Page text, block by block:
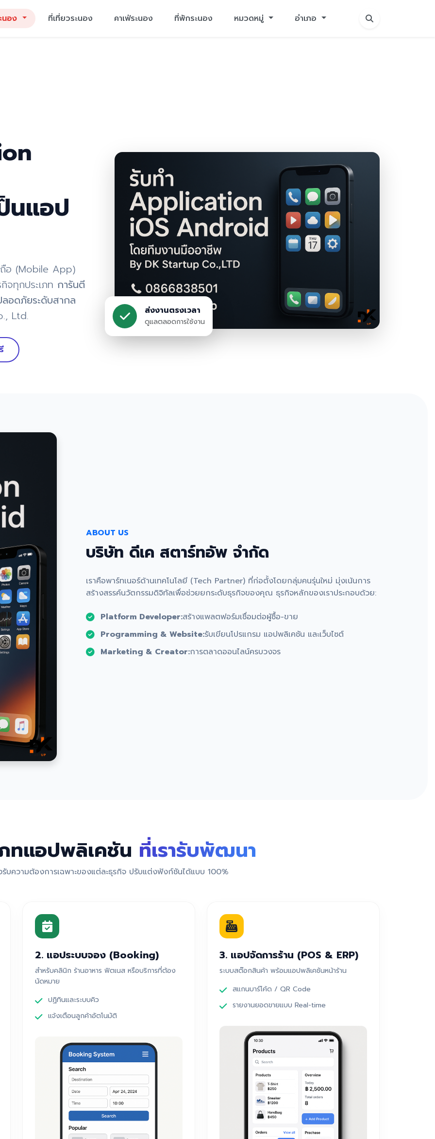
นอง ที่เที่ยวระนอง คาเฟ่ระนอง ที่พักระนอง หมวดหมู่ อำเภอ
นแอป
อ (Mobile App)
ทุกประเภท การันตี
อดภัยระดับสากล
Ltd.
ส่งงานตรงเวลา
ดูแลตลอดการใช้งาน
ABOUT US
บริษัท ดีเค สตาร์ทอัพ จำกัด
เราคือพาร์ทเนอร์ด้านเทคโนโลยี (Tech Partner) ที่ก่อตั้งโดยกลุ่มคนรุ่นใหม่ มุ่งเน้นการ
สร้างสรรค์นวัตกรรมดิจิทัลเพื่อช่วยยกระดับธุรกิจของคุณ ธุรกิจหลักของเราประกอบด้วย:
Platform Developer:สร้างแพลตฟอร์มเชื่อมต่อผู้ซื้อ-ขาย
Programming & Website:รับเขียนโปรแกรม แอปพลิเคชัน และเว็บไซต์
Marketing & Creator:การตลาดออนไลน์ครบวงจร
ทแอปพลิเคชัน ที่เรารับพัฒนา
รับความต้องการเฉพาะของแต่ละธุรกิจ ปรับแต่งฟังก์ชันได้แบบ 100%
2. แอประบบจอง (Booking)
สำหรับคลินิก ร้านอาหาร ฟิตเนส หรือบริการที่ต้อง
นัดหมาย
ปฏิทินและระบบคิว
แจ้งเตือนลูกค้าอัตโนมัติ
3. แอปจัดการร้าน (POS & ERP)
ระบบสต๊อกสินค้า พร้อมแอปพลิเคชันหน้าร้าน
สแกนบาร์โค้ด / QR Code
รายงานยอดขายแบบ Real-time